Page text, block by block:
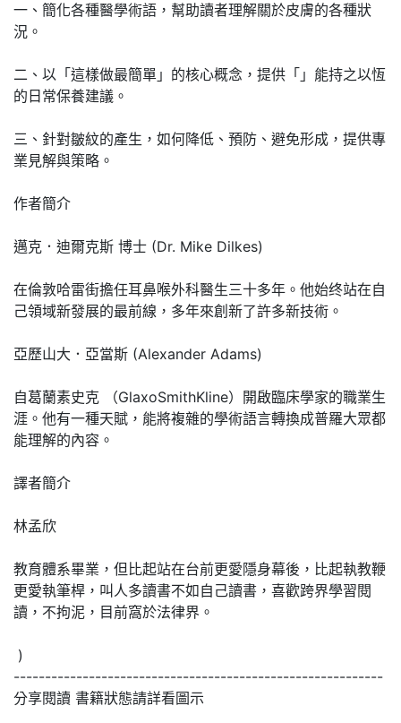
一、簡化各種醫學術語，幫助讀者理解關於皮膚的各種狀
況。
二、以「這樣做最簡單」的核心概念，提供「」能持之以恆
的日常保養建議。
三、針對皺紋的產生，如何降低、預防、避免形成，提供專
業見解與策略。
作者簡介
邁克．迪爾克斯 博士 (Dr. Mike Dilkes)
在倫敦哈雷街擔任耳鼻喉外科醫生三十多年。他始终站在自
己領域新發展的最前線，多年來創新了許多新技術。
亞歷山大．亞當斯 (Alexander Adams)
自葛蘭素史克 （GlaxoSmithKline）開啟臨床學家的職業生
涯。他有一種天賦，能將複雜的學術語言轉換成普羅大眾都
能理解的內容。
譯者簡介
林孟欣
教育體系畢業，但比起站在台前更愛隱身幕後，比起執教鞭
更愛執筆桿，叫人多讀書不如自己讀書，喜歡跨界學習閱
讀，不拘泥，目前窩於法律界。
)
-----------------------------------------------------------
分享閱讀 書籍狀態請詳看圖示